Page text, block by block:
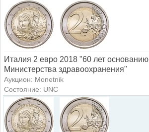
Италия 2 евро 2018 "60 лет основанию
Министерства здравоохранения"
Аукцион: Monetnik
Состояние: UNC